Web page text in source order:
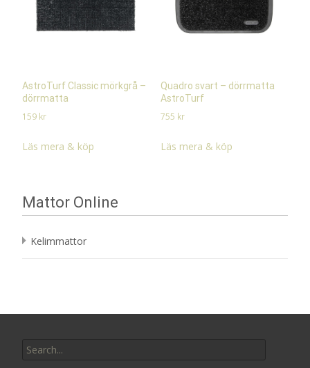
AstroTurf Classic mörkgrå –
dörrmatta
159 kr
Läs mera & köp
Quadro svart – dörrmatta
AstroTurf
755 kr
Läs mera & köp
Mattor Online
Kelimmattor
for: